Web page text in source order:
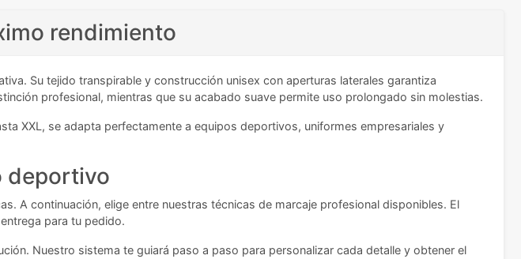
rendimiento
Su tejido transpirable y construcción unisex con aperturas laterales garantiza
profesional, mientras que su acabado suave permite uso prolongado sin molestias.
XXL, se adapta perfectamente a equipos deportivos, uniformes empresariales y
deportivo
A continuación, elige entre nuestras técnicas de marcaje profesional disponibles. El
para tu pedido.
Nuestro sistema te guiará paso a paso para personalizar cada detalle y obtener el